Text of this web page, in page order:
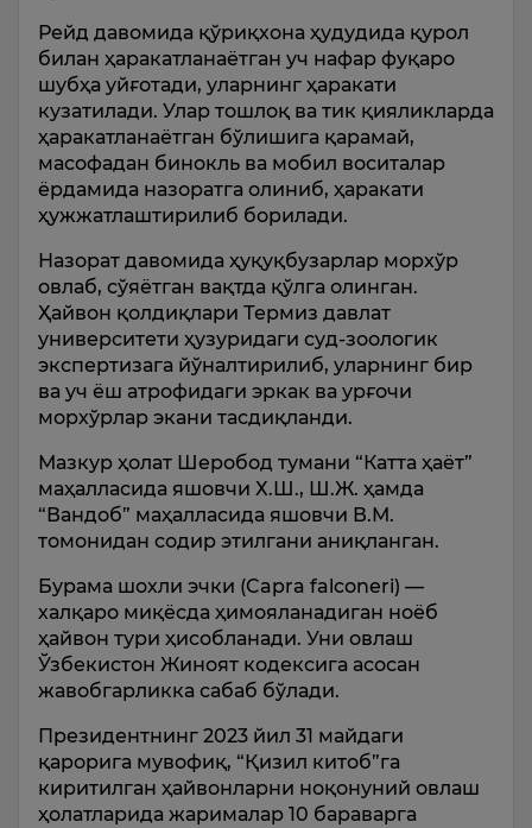
Рейд давомида қўриқхона ҳудудида қурол
билан ҳаракатланаётган уч нафар фуқаро
шубҳа уйғотади, уларнинг ҳаракати
кузатилади. Улар тошлоқ ва тик қияликларда
ҳаракатланаётган бўлишига қарамай,
масофадан бинокль ва мобил воситалар
ёрдамида назоратга олиниб, ҳаракати
ҳужжатлаштирилиб борилади.
Назорат давомида ҳуқуқбузарлар морхўр
овлаб, сўяётган вақтда қўлга олинган.
Ҳайвон қолдиқлари Термиз давлат
университети ҳузуридаги суд-зоологик
экспертизага йўналтирилиб, уларнинг бир
ва уч ёш атрофидаги эркак ва урғочи
морхўрлар экани тасдиқланди.
Мазкур ҳолат Шеробод тумани “Катта ҳаёт”
маҳалласида яшовчи Х.Ш., Ш.Ж. ҳамда
“Вандоб” маҳалласида яшовчи В.М.
томонидан содир этилгани аниқланган.
Бурама шохли эчки (Capra falconeri) —
халқаро миқёсда ҳимояланадиган ноёб
ҳайвон тури ҳисобланади. Уни овлаш
Ўзбекистон Жиноят кодексига асосан
жавобгарликка сабаб бўлади.
Президентнинг 2023 йил 31 майдаги
қарорига мувофиқ, “Қизил китоб”га
киритилган ҳайвонларни ноқонуний овлаш
ҳолатларида жарималар 10 бараварга